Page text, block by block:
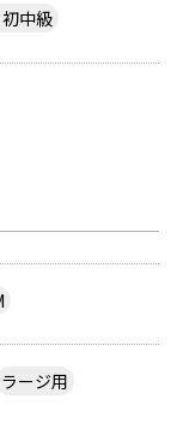
でユニフォー
ニン 中国代表ユ
中学選抜卓球大
table
ツ どこで購入
中級
ラージ用